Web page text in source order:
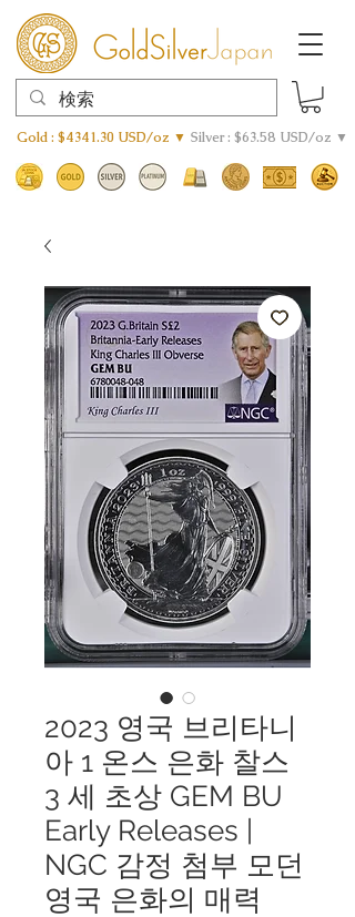
Gold : $4341.30 USD/oz ▼ Silver : $63.58 USD/oz ▼
2023 영국 브리타니
아 1 온스 은화 찰스
3 세 초상 GEM BU
Early Releases |
NGC 감정 첨부 모던
영국 은화의 매력